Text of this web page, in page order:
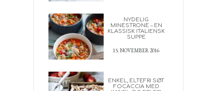
NYDELIG
MINESTRONE – EN
KLASSISK ITALIENSK
SUPPE
15. NOVEMBER 2016
ENKEL, ELTEFRI SØT
FOCACCIA MED